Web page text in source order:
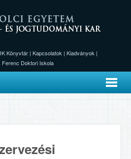
Könyvtár | Kapcsolatok | Kiadványok |
Ferenc Doktori Iskola